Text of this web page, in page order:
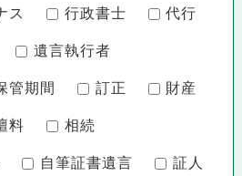
ス 行政書士 代行
遺言執行者
管期間 訂正 財産
料 相続
自筆証書遺言 証人